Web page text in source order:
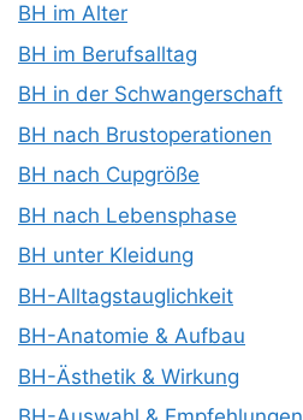
BH im Alter
BH im Berufsalltag
BH in der Schwangerschaft
BH nach Brustoperationen
BH nach Cupgröße
BH nach Lebensphase
BH unter Kleidung
BH-Alltagstauglichkeit
BH-Anatomie & Aufbau
BH-Ästhetik & Wirkung